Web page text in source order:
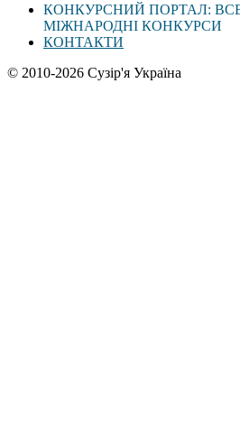
КОНКУРСНИЙ ПОРТАЛ:
МІЖНАРОДНІ КОНКУРСИ
КОНТАКТИ
© 2010-2026 Сузір'я Україна